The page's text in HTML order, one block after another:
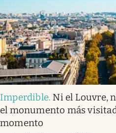
Imperdible. Ni el Louvre,
el monumento más
momento